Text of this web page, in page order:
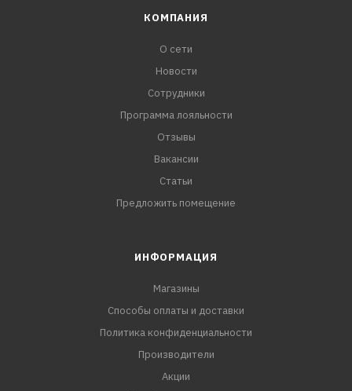
КОМПАНИЯ
О сети
Новости
Сотрудники
Программа лояльности
Отзывы
Вакансии
Статьи
Предложить помещение
ИНФОРМАЦИЯ
Магазины
Способы оплаты и доставки
Политика конфиденциальности
Производители
Акции